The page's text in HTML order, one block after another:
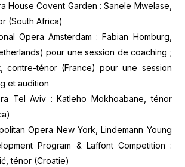
House Covent Garden : Sanele Mwelase,
(South Africa)
Opera Amsterdam : Fabian Homburg,
pour une session de coaching ;
contre-ténor (France) pour une session
et audition
Tel Aviv : Katleho Mokhoabane, ténor
Opera New York, Lindemann Young
Program & Laffont Competition :
ténor (Croatie)